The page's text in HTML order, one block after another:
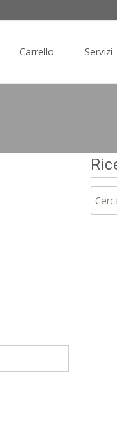
Carrello Servizi
Cerca: